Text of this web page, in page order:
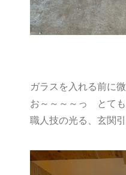
ガラスを入れる前に
お～～～～っ とても
職人技の光る、玄関